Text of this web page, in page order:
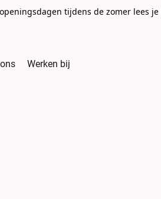
tijdens de zomer lees je
Werken bij